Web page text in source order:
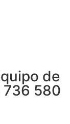
de
736 580